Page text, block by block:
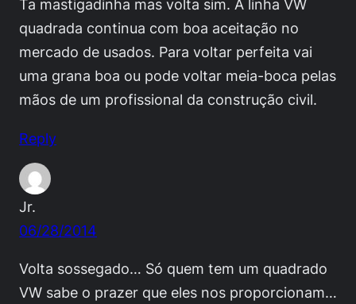
Ta mastigadinha mas volta sim. A linha VW
quadrada continua com boa aceitação no
mercado de usados. Para voltar perfeita vai
uma grana boa ou pode voltar meia-boca pelas
mãos de um profissional da construção civil.
Reply
Jr.
06/28/2014
Volta sossegado… Só quem tem um quadrado
VW sabe o prazer que eles nos proporcionam…